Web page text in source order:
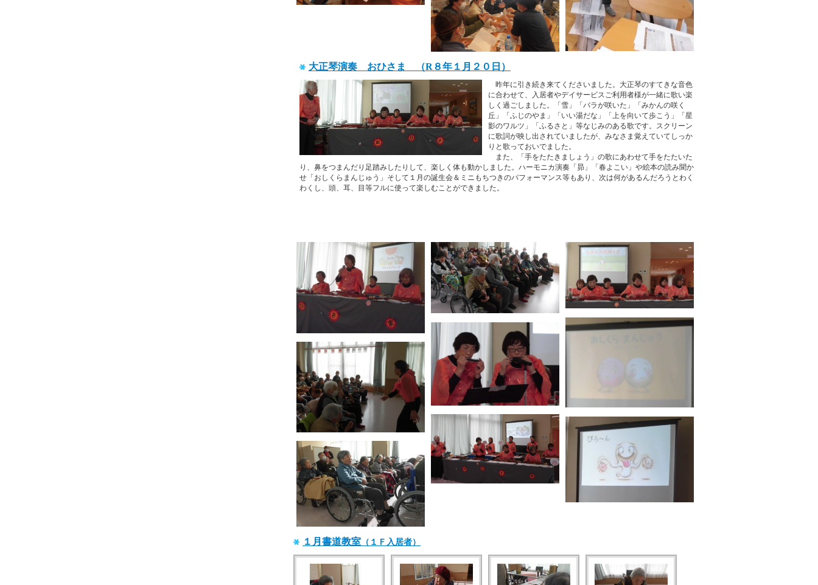
大正琴演奏 おひさま （R８年１月２０日）
昨年に引き続き来てくださいました。大正琴のすてきな音色
に合わせて、入居者やデイサービスご利用者様が一緒に歌い楽
しく過ごしました。「雪」「バラが咲いた」「みかんの咲く
丘」「ふじのやま」「いい湯だな」「上を向いて歩こう」「星
影のワルツ」「ふるさと」等なじみのある歌です。スクリーン
に歌詞が映し出されていましたが、みなさま覚えていてしっか
りと歌っておいでました。
また、「手をたたきましょう」の歌にあわせて手をたたいた
り、鼻をつまんだり足踏みしたりして、楽しく体も動かしました。ハーモニカ演奏「昴」「春よこい」や絵本の読み聞か
せ「おしくらまんじゅう」そして１月の誕生会＆ミニもちつきのパフォーマンス等もあり、次は何があるんだろうとわく
わくし、頭、耳、目等フルに使って楽しむことができました。
１月書道教室 （１Ｆ入居者）